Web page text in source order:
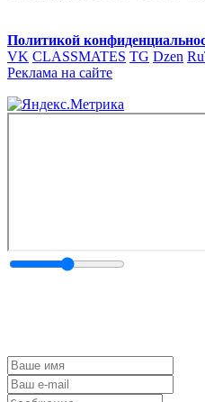
Политикой
VK CLASSMATES TG Dzen
Реклама на сайте